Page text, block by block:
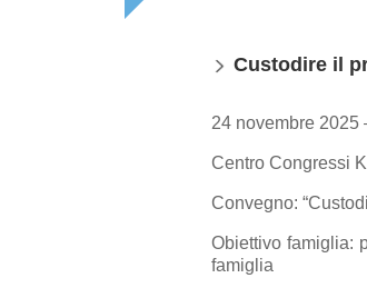
Custodire il
24 novembre 2025
Centro Congressi
Convegno:
Obiettivo famiglia:
famiglia